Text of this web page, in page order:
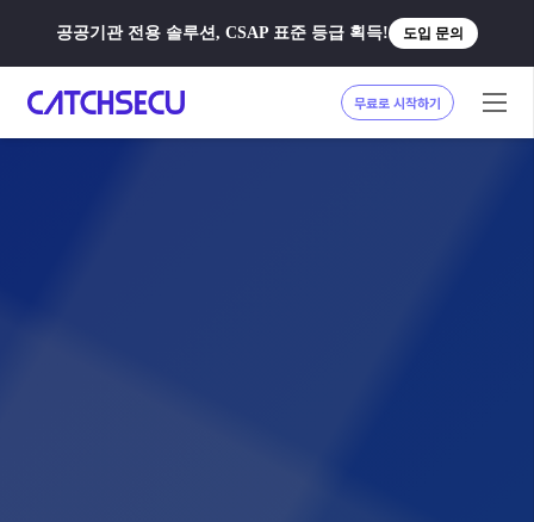
공공기관 전용 솔루션, CSAP 표준 등급 획득! 도입 문의
무료로 시작하기